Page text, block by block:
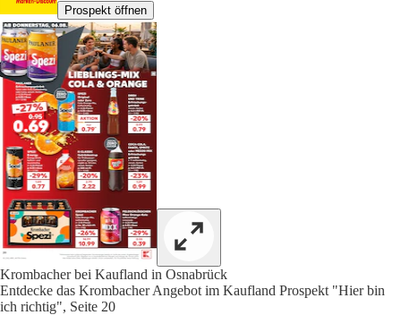
Prospekt öffnen
Krombacher bei Kaufland in Osnabrück
Entdecke das Krombacher Angebot im Kaufland Prospekt "Hier bin
ich richtig", Seite 20